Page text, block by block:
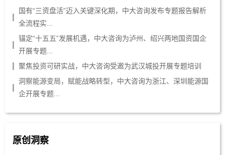
国有“三资盘活”迈入关键深化期，中大咨询发布专题报告解析
全流程实...
锚定“十五五”发展机遇，中大咨询为泸州、绍兴两地国资国企
开展专题...
聚焦投资可研实战，中大咨询受邀为武汉城投开展专题培训
洞察能源变局，赋能战略转型，中大咨询为浙江、深圳能源国
企开展专题...
原创洞察